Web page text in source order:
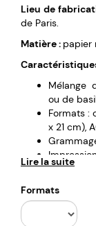
Lieu de
de Paris.
Matière : papier
Mélange
ou de
Formats :
x 21 cm),
Livraison
Lire la suite
Formats